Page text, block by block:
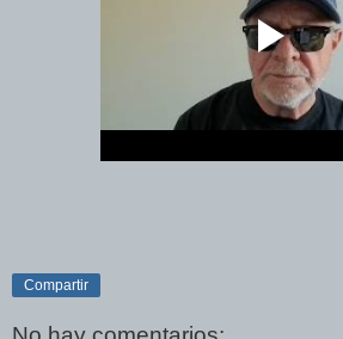
Compartir